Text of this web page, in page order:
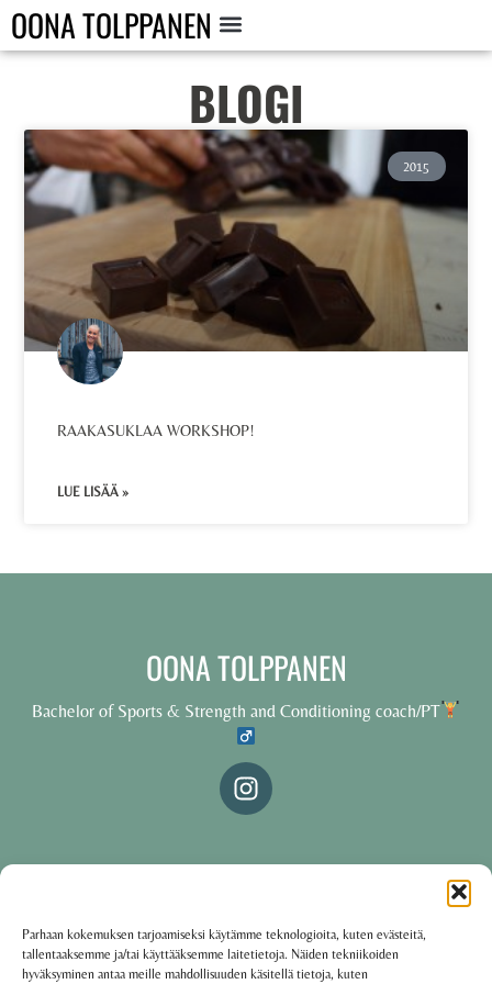
Parhaan kokemuksen tarjoamiseksi käytämme teknologioita, kuten evästeitä,
tallentaaksemme ja/tai käyttääksemme laitetietoja. Näiden tekniikoiden
hyväksyminen antaa meille mahdollisuuden käsitellä tietoja, kuten
OONA TOLPPANEN
BLOGI
2015
RAAKASUKLAA WORKSHOP!
LUE LISÄÄ »
OONA TOLPPANEN
Bachelor of Sports & Strength and Conditioning coach/PT
Käyttöehdot·Tietosuojakäytäntö